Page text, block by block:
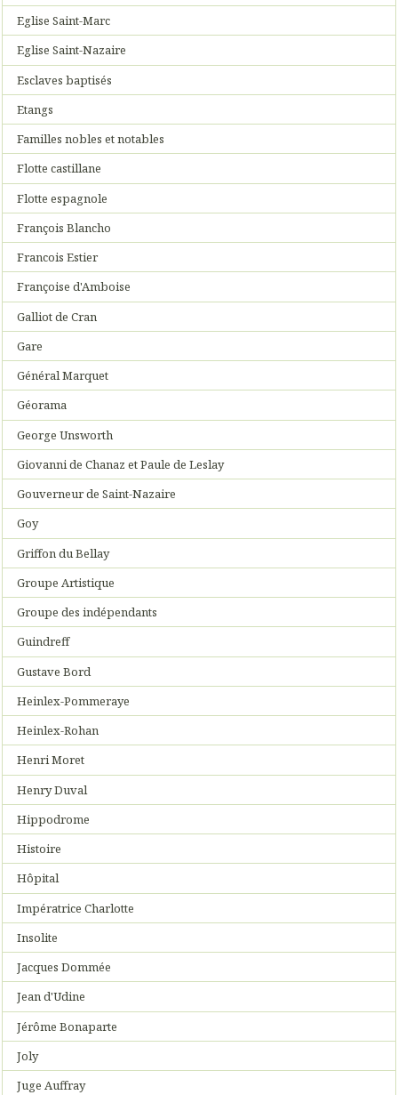
Eglise Saint-Marc
Eglise Saint-Nazaire
Esclaves baptisés
Etangs
Familles nobles et notables
Flotte castillane
Flotte espagnole
François Blancho
Francois Estier
Françoise d'Amboise
Galliot de Cran
Gare
Général Marquet
Géorama
George Unsworth
Giovanni de Chanaz et Paule de Leslay
Gouverneur de Saint-Nazaire
Goy
Griffon du Bellay
Groupe Artistique
Groupe des indépendants
Guindreff
Gustave Bord
Heinlex-Pommeraye
Heinlex-Rohan
Henri Moret
Henry Duval
Hippodrome
Histoire
Hôpital
Impératrice Charlotte
Insolite
Jacques Dommée
Jean d'Udine
Jérôme Bonaparte
Joly
Juge Auffray